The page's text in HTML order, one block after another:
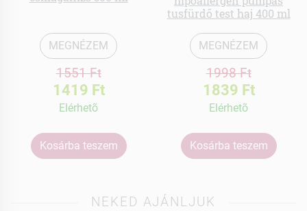
MEGNÉZEM
1551 Ft
1419 Ft
Elérhetõ
Kosárba teszem
tusfürdő test haj 400 ml
MEGNÉZEM
1998 Ft
1839 Ft
Elérhetõ
Kosárba teszem
NEKED AJÁNLJUK